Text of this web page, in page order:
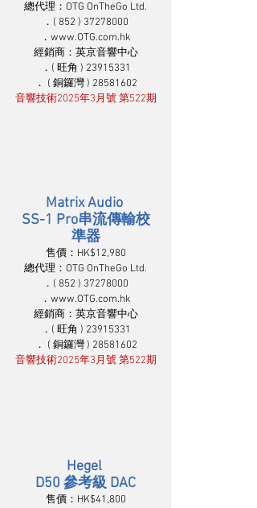
總代理：OTG OnTheGo Ltd.
．( 852 ) 37278000
．www.OTG.com.hk
經銷商：英京音響中心
．( 旺角 ) 23915331
． ( 銅鑼灣 ) 28581602
音響技術2025年3月號 第522期
Matrix Audio
SS-1 Pro串流傳輸校
準器
售價：HK$12,980
總代理：OTG OnTheGo Ltd.
．( 852 ) 37278000
．www.OTG.com.hk
經銷商：英京音響中心
．( 旺角 ) 23915331
． ( 銅鑼灣 ) 28581602
音響技術2025年3月號 第522期
Hegel
D50 參考級 DAC
售價：HK$41,800